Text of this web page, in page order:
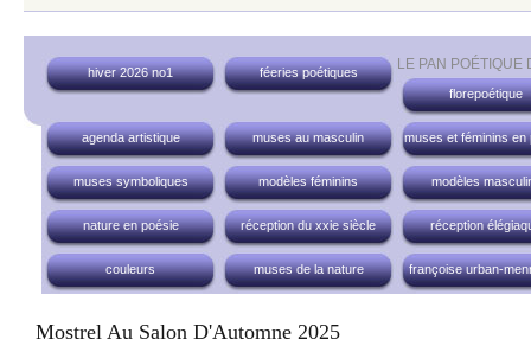
LE PAN POÉTIQUE
hiver 2026 no1
féeries poétiques
florepoétique
agenda artistique muses au masculin muses et féminins en
muses symboliques modèles féminins modèles
nature en poésie réception du xxie siècle réception
couleurs muses de la nature françoise urban-
Mostrel Au Salon D'Automne 2025